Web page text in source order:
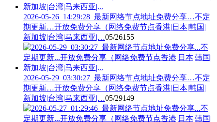
2026-05-26_14:29:28_最新网络节点地址免费分享…不定
期更新…开放免费分享（网络免费节点香港|日本|韩国|
新加坡|台湾|马来西亚|…05/26155
2026-05-29_03:30:27_最新网络节点地址免费分享…不定
期更新…开放免费分享（网络免费节点香港|日本|韩国|
新加坡|台湾|马来西亚|…05/29149